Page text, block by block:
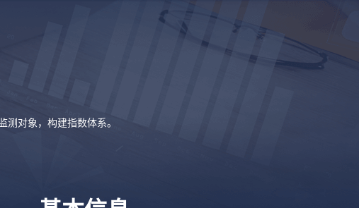
对象，构建指数体系。